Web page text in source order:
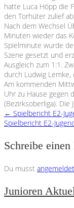
hatte Luca Höpp die
den Torhüter zulief
Nach dem Wechsel
Minuten wieder das
Spielminute wurde
Szene gesetzt und
Ausgleich zum 1:1.
durch Ludwig
Am kommenden
Uhr zu Hause gegen
(Bezirksoberliga). Die
← Spielbericht E2-
Spielbericht E2-
Schreibe
Du musst angemeldet
Junioren